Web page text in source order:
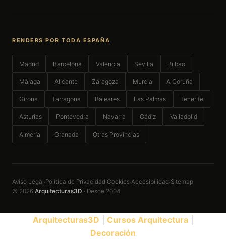
RENDERS POR TODA ESPAÑA
Madrid Barcelona Valencia Sevilla Bilbao
Málaga Alicante Zaragoza Murcia A Coruña
Girona Tarragona Baleares Las Palmas Tenerife
Asturias Pontevedra Navarra Cádiz Valladolid
Almería Granada Otras Provincias
Aviso Legal·Política de Privacidad·Cookies·Accesibilidad·Sitemap
© 2026 Arquitecturas3D · Desde 2004
Arquitecturas3D Cursos Arquitectura
Decoración